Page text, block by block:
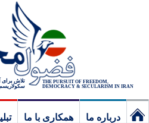
THE PURSUIT OF FREEDOM,
DEMOCRACY & SECULARISM IN IRAN
تلاش برای
درباره ما همکاری با ما